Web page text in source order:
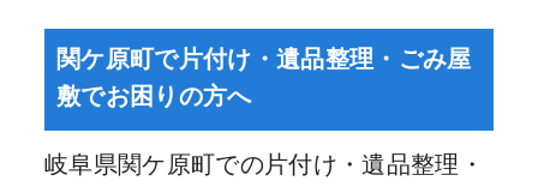
関ケ原町で片付け・遺品整理・ごみ屋
敷でお困りの方へ
岐阜県関ケ原町での片付け・遺品整理・